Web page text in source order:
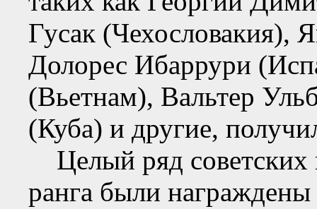
Гусак (Чехословакия),
Долорес Ибаррури
(Вьетнам), Вальтер
(Куба) и другие,
Целый ряд
ранга были